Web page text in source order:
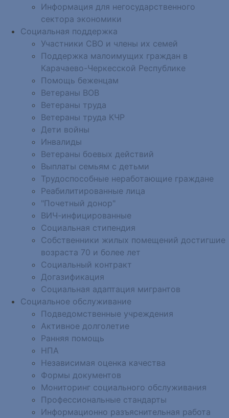
Информация для негосударственного
сектора экономики
Социальная поддержка
Участники СВО и члены их семей
Поддержка малоимущих граждан в
Карачаево-Черкесской Республике
Помощь беженцам
Ветераны ВОВ
Ветераны труда
Ветераны труда КЧР
Дети войны
Инвалиды
Ветераны боевых действий
Выплаты семьям с детьми
Трудоспособные неработающие граждане
Реабилитированные лица
"Почетный донор"
ВИЧ-инфицированные
Социальная стипендия
Собственники жилых помещений достигшие
возраста 70 и более лет
Социальный контракт
Догазификация
Социальная адаптация мигрантов
Социальное обслуживание
Подведомственные учреждения
Активное долголетие
Ранняя помощь
НПА
Независимая оценка качества
Формы документов
Мониторинг социального обслуживания
Профессиональные стандарты
Информационно разъяснительная работа